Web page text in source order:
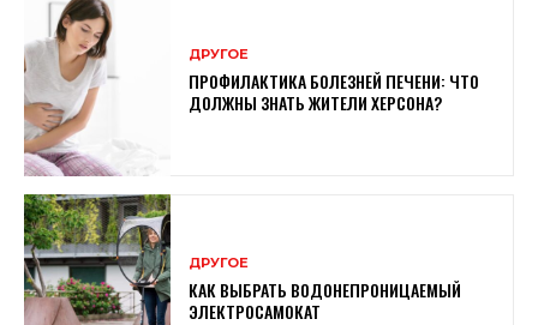
ДРУГОЕ
ПРОФИЛАКТИКА БОЛЕЗНЕЙ ПЕЧЕНИ: ЧТО
ДОЛЖНЫ ЗНАТЬ ЖИТЕЛИ ХЕРСОНА?
ДРУГОЕ
КАК ВЫБРАТЬ ВОДОНЕПРОНИЦАЕМЫЙ
ЭЛЕКТРОСАМОКАТ